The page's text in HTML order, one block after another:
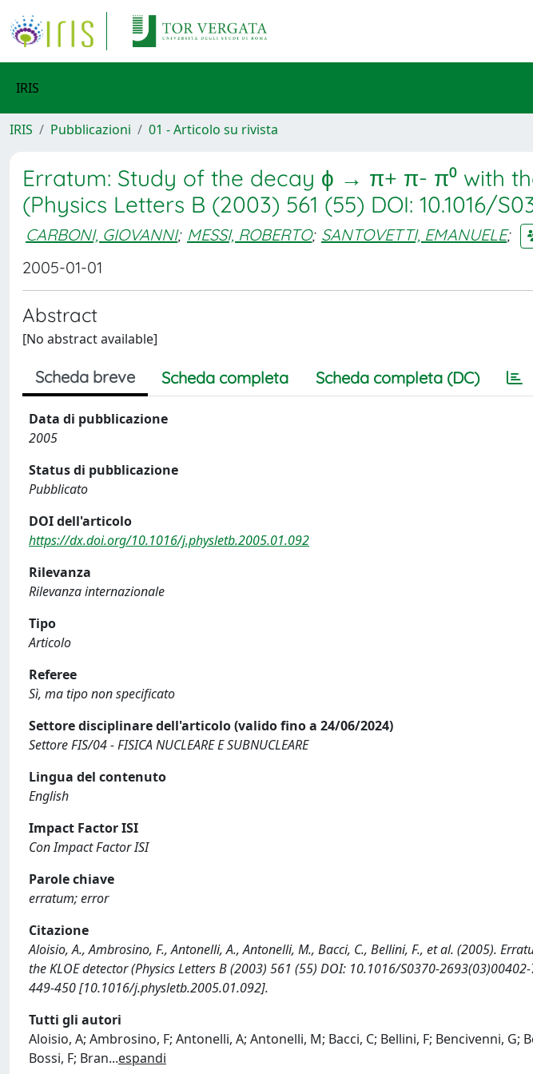
IRIS
IRIS Pubblicazioni 01 - Articolo su rivista
Erratum: Study of the decay ϕ → π+ π- π⁰ with
(Physics Letters B (2003) 561 (55) DOI: 10.1016/
CARBONI, GIOVANNI; MESSI, ROBERTO; SANTOVETTI, EMANUELE;
2005-01-01
Abstract
[No abstract available]
Scheda breve Scheda completa Scheda completa (DC)
Data di pubblicazione
2005
Status di pubblicazione
Pubblicato
DOI dell'articolo
https://dx.doi.org/10.1016/j.physletb.2005.01.092
Rilevanza
Rilevanza internazionale
Tipo
Articolo
Referee
Sì, ma tipo non specificato
Settore disciplinare dell'articolo (valido fino a 24/06/2024)
Settore FIS/04 - FISICA NUCLEARE E SUBNUCLEARE
Lingua del contenuto
English
Impact Factor ISI
Con Impact Factor ISI
Parole chiave
erratum; error
Citazione
Aloisio, A., Ambrosino, F., Antonelli, A., Antonelli, M., Bacci, C., Bellini, F., et al. (2005).
the KLOE detector (Physics Letters B (2003) 561 (55) DOI: 10.1016/S0370-2693(03)00402-
449-450 [10.1016/j.physletb.2005.01.092].
Tutti gli autori
Aloisio, A; Ambrosino, F; Antonelli, A; Antonelli, M; Bacci, C; Bellini, F; Bencivenni, G;
Bossi, F; Bran...espandi